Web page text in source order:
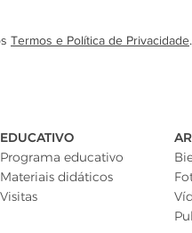
Termos e Política de Privacidade.
EDUCATIVO
Programa educativo
Materiais didáticos
Visitas